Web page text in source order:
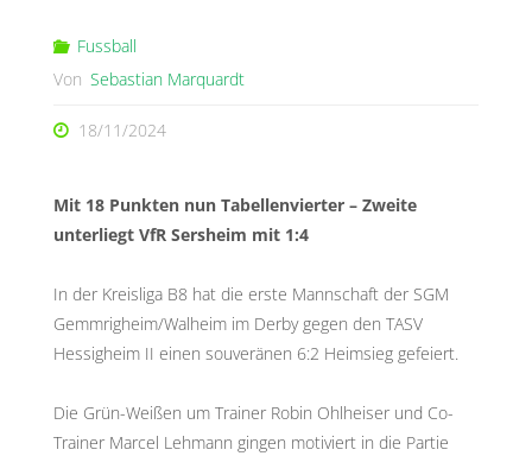
Fussball
Von Sebastian Marquardt
18/11/2024
Mit 18 Punkten nun Tabellenvierter – Zweite
unterliegt VfR Sersheim mit 1:4
In der Kreisliga B8 hat die erste Mannschaft der SGM
Gemmrigheim/Walheim im Derby gegen den TASV
Hessigheim II einen souveränen 6:2 Heimsieg gefeiert.
Die Grün-Weißen um Trainer Robin Ohlheiser und Co-
Trainer Marcel Lehmann gingen motiviert in die Partie